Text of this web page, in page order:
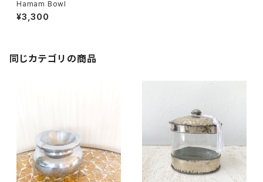
Hamam Bowl
¥3,300
同じカテゴリの商品